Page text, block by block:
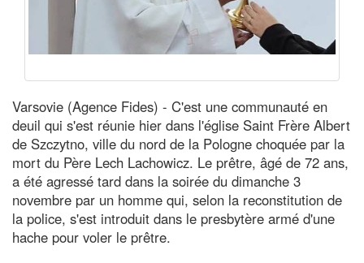
Varsovie (Agence Fides) - C'est une communauté en
deuil qui s'est réunie hier dans l'église Saint Frère Albert
de Szczytno, ville du nord de la Pologne choquée par la
mort du Père Lech Lachowicz. Le prêtre, âgé de 72 ans,
a été agressé tard dans la soirée du dimanche 3
novembre par un homme qui, selon la reconstitution de
la police, s'est introduit dans le presbytère armé d'une
hache pour voler le prêtre.